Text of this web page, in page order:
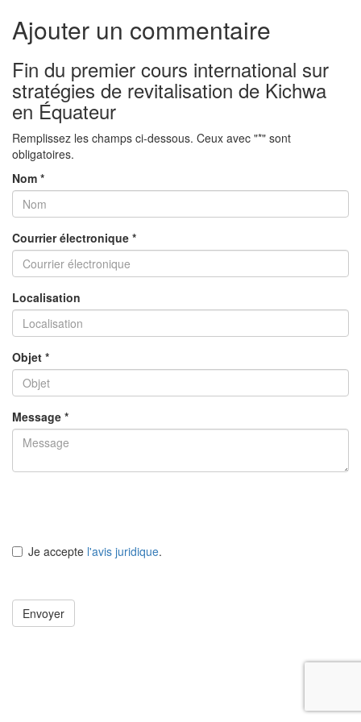
Ajouter un commentaire
Fin du premier cours international sur
stratégies de revitalisation de Kichwa
en Équateur
Remplissez les champs ci-dessous. Ceux avec "*" sont
obligatoires.
Nom *
Courrier électronique *
Localisation
Objet *
Message *
Je accepte l'avis juridique.
Envoyer